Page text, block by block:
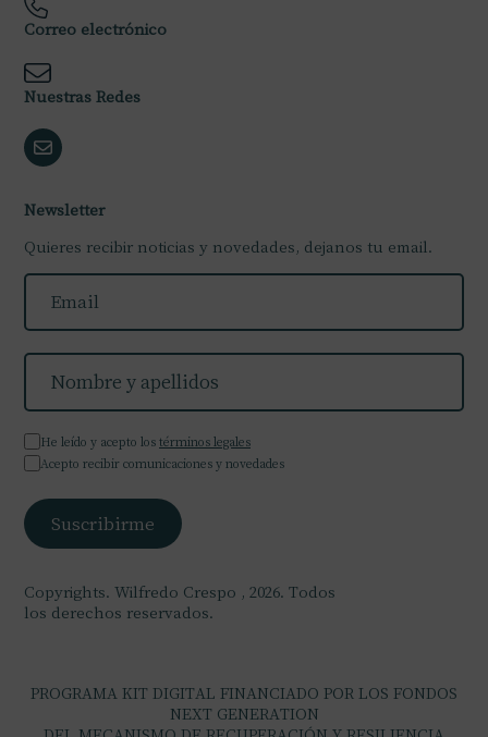
Correo electrónico
Nuestras Redes
Newsletter
Quieres recibir noticias y novedades, dejanos tu email.
He leído y acepto los términos legales
Acepto recibir comunicaciones y novedades
Copyrights. Wilfredo Crespo , 2026. Todos
los derechos reservados.
PROGRAMA KIT DIGITAL FINANCIADO POR LOS FONDOS
NEXT GENERATION